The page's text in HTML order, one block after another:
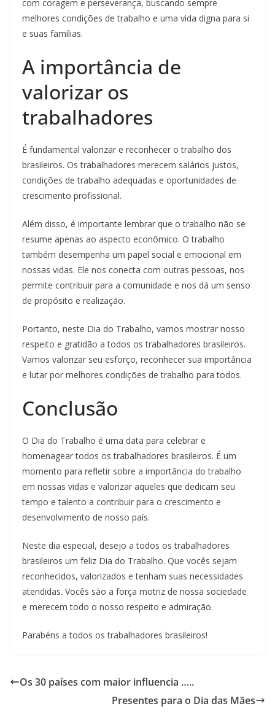
com coragem e perseverança, buscando sempre
melhores condições de trabalho e uma vida digna para si
e suas famílias.
A importância de
valorizar os
trabalhadores
É fundamental valorizar e reconhecer o trabalho dos
brasileiros. Os trabalhadores merecem salários justos,
condições de trabalho adequadas e oportunidades de
crescimento profissional.
Além disso, é importante lembrar que o trabalho não se
resume apenas ao aspecto econômico. O trabalho
também desempenha um papel social e emocional em
nossas vidas. Ele nos conecta com outras pessoas, nos
permite contribuir para a comunidade e nos dá um senso
de propósito e realização.
Portanto, neste Dia do Trabalho, vamos mostrar nosso
respeito e gratidão a todos os trabalhadores brasileiros.
Vamos valorizar seu esforço, reconhecer sua importância
e lutar por melhores condições de trabalho para todos.
Conclusão
O Dia do Trabalho é uma data para celebrar e
homenagear todos os trabalhadores brasileiros. É um
momento para refletir sobre a importância do trabalho
em nossas vidas e valorizar aqueles que dedicam seu
tempo e talento a contribuir para o crescimento e
desenvolvimento de nosso país.
Neste dia especial, desejo a todos os trabalhadores
brasileiros um feliz Dia do Trabalho. Que vocês sejam
reconhecidos, valorizados e tenham suas necessidades
atendidas. Vocês são a força motriz de nossa sociedade
e merecem todo o nosso respeito e admiração.
Parabéns a todos os trabalhadores brasileiros!
Os 30 países com maior influencia …..
Presentes para o Dia das Mães